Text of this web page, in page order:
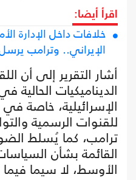
اقرأ أيضا:
خلافات داخل الإدارة
الإيراني.. وترامب
أشار التقرير إلى أن
الديناميكيات الحالية
الإسرائيلية، خاصة
للقنوات الرسمية
ترامب، كما يُسلط
القائمة بشأن
الأوسط، لا سيما فيما